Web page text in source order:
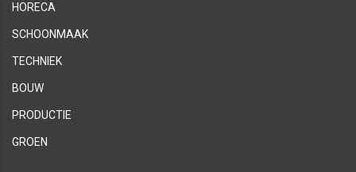
HORECA
SCHOONMAAK
TECHNIEK
BOUW
PRODUCTIE
GROEN